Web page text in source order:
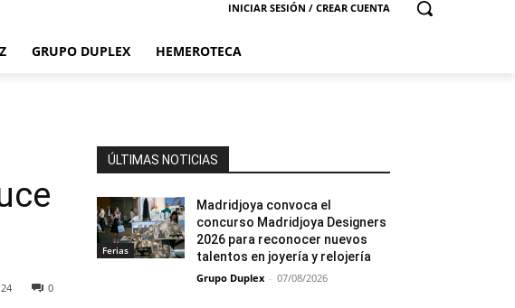
INICIAR SESIÓN / CREAR CUENTA
GRUPO DUPLEX HEMEROTECA
0
24
ÚLTIMAS NOTICIAS
Ferias
Madridjoya convoca el
concurso Madridjoya Designers
2026 para reconocer nuevos
talentos en joyería y relojería
Grupo Duplex - 07/08/2026